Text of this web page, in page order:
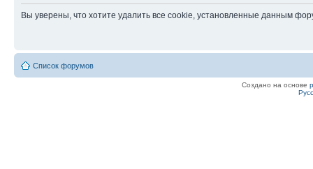
Вы уверены, что хотите удалить все cookie, установленные данным
Список форумов
Создано на основе